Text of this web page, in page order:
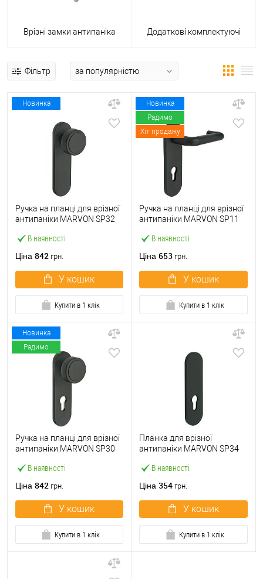
Врізні замки антипаніка Додаткові комплектуючі
Фільтр
Новинка
В наявності
Ручка на планці для врізної
антипаніки MARVON SP32
матова
Ціна 842 грн.
У кошик
Купити в 1 клік
Новинка
Радимо
Хіт продажу
В наявності
Ручка на планці для врізної
антипаніки MARVON SP11
матова
Ціна 653 грн.
У кошик
Купити в 1 клік
Новинка
Радимо
В наявності
Ручка на планці для врізної
антипаніки MARVON SP30
матова
Ціна 842 грн.
У кошик
Купити в 1 клік
В наявності
Планка для врізної
антипаніки MARVON SP34
Ціна 354 грн.
У кошик
Купити в 1 клік